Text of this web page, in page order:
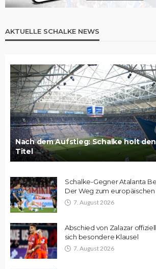
AKTUELLE SCHALKE NEWS
Nach dem Aufstieg: Schalke holt
Titel
Schalke-Gegner Atalanta
Der Weg zum europäischen
7. August 2026
Abschied von Zalazar
sich besondere Klausel
7. August 2026